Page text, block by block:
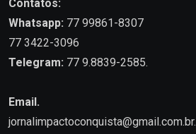
Contatos:
Whatsapp: 77 99861-8307
77 3422-3096
Telegram: 77 9.8839-2585.
Email.
jornalimpactoconquista@gmail.com.br.